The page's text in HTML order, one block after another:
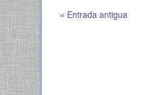
« Entrada antigua